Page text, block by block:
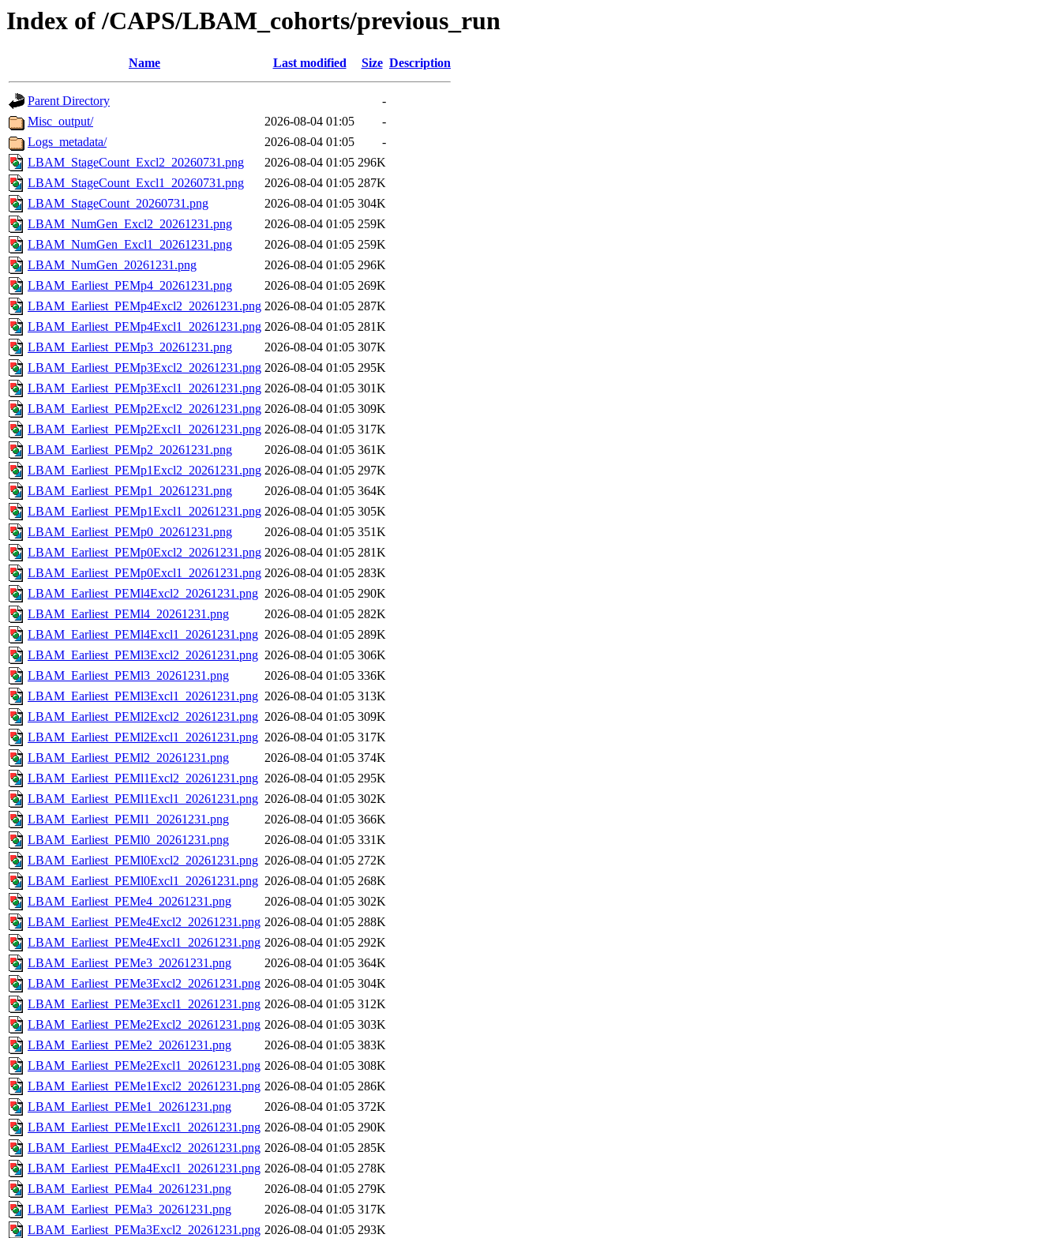
Index of /CAPS/LBAM_cohorts/previous_run
Name Last modified Size Description
Parent Directory
-
Misc_output/
2026-08-04 01:05
-
Logs_metadata/
2026-08-04 01:05
-
LBAM_StageCount_Excl2_20260731.png
2026-08-04 01:05 296K
LBAM_StageCount_Excl1_20260731.png
2026-08-04 01:05 287K
LBAM_StageCount_20260731.png
2026-08-04 01:05 304K
LBAM_NumGen_Excl2_20261231.png
2026-08-04 01:05 259K
LBAM_NumGen_Excl1_20261231.png
2026-08-04 01:05 259K
LBAM_NumGen_20261231.png
2026-08-04 01:05 296K
LBAM_Earliest_PEMp4_20261231.png
2026-08-04 01:05 269K
LBAM_Earliest_PEMp4Excl2_20261231.png 2026-08-04 01:05 287K
LBAM_Earliest_PEMp4Excl1_20261231.png 2026-08-04 01:05 281K
LBAM_Earliest_PEMp3_20261231.png
2026-08-04 01:05 307K
LBAM_Earliest_PEMp3Excl2_20261231.png 2026-08-04 01:05 295K
LBAM_Earliest_PEMp3Excl1_20261231.png 2026-08-04 01:05 301K
LBAM_Earliest_PEMp2Excl2_20261231.png 2026-08-04 01:05 309K
LBAM_Earliest_PEMp2Excl1_20261231.png 2026-08-04 01:05 317K
LBAM_Earliest_PEMp2_20261231.png
2026-08-04 01:05 361K
LBAM_Earliest_PEMp1Excl2_20261231.png 2026-08-04 01:05 297K
LBAM_Earliest_PEMp1_20261231.png
2026-08-04 01:05 364K
LBAM_Earliest_PEMp1Excl1_20261231.png 2026-08-04 01:05 305K
LBAM_Earliest_PEMp0_20261231.png
2026-08-04 01:05 351K
LBAM_Earliest_PEMp0Excl2_20261231.png 2026-08-04 01:05 281K
LBAM_Earliest_PEMp0Excl1_20261231.png 2026-08-04 01:05 283K
LBAM_Earliest_PEMl4Excl2_20261231.png 2026-08-04 01:05 290K
LBAM_Earliest_PEMl4_20261231.png
2026-08-04 01:05 282K
LBAM_Earliest_PEMl4Excl1_20261231.png 2026-08-04 01:05 289K
LBAM_Earliest_PEMl3Excl2_20261231.png 2026-08-04 01:05 306K
LBAM_Earliest_PEMl3_20261231.png
2026-08-04 01:05 336K
LBAM_Earliest_PEMl3Excl1_20261231.png 2026-08-04 01:05 313K
LBAM_Earliest_PEMl2Excl2_20261231.png 2026-08-04 01:05 309K
LBAM_Earliest_PEMl2Excl1_20261231.png 2026-08-04 01:05 317K
LBAM_Earliest_PEMl2_20261231.png
2026-08-04 01:05 374K
LBAM_Earliest_PEMl1Excl2_20261231.png 2026-08-04 01:05 295K
LBAM_Earliest_PEMl1Excl1_20261231.png 2026-08-04 01:05 302K
LBAM_Earliest_PEMl1_20261231.png
2026-08-04 01:05 366K
LBAM_Earliest_PEMl0_20261231.png
2026-08-04 01:05 331K
LBAM_Earliest_PEMl0Excl2_20261231.png 2026-08-04 01:05 272K
LBAM_Earliest_PEMl0Excl1_20261231.png 2026-08-04 01:05 268K
LBAM_Earliest_PEMe4_20261231.png
2026-08-04 01:05 302K
LBAM_Earliest_PEMe4Excl2_20261231.png 2026-08-04 01:05 288K
LBAM_Earliest_PEMe4Excl1_20261231.png 2026-08-04 01:05 292K
LBAM_Earliest_PEMe3_20261231.png
2026-08-04 01:05 364K
LBAM_Earliest_PEMe3Excl2_20261231.png 2026-08-04 01:05 304K
LBAM_Earliest_PEMe3Excl1_20261231.png 2026-08-04 01:05 312K
LBAM_Earliest_PEMe2Excl2_20261231.png 2026-08-04 01:05 303K
LBAM_Earliest_PEMe2_20261231.png
2026-08-04 01:05 383K
LBAM_Earliest_PEMe2Excl1_20261231.png 2026-08-04 01:05 308K
LBAM_Earliest_PEMe1Excl2_20261231.png 2026-08-04 01:05 286K
LBAM_Earliest_PEMe1_20261231.png
2026-08-04 01:05 372K
LBAM_Earliest_PEMe1Excl1_20261231.png 2026-08-04 01:05 290K
LBAM_Earliest_PEMa4Excl2_20261231.png 2026-08-04 01:05 285K
LBAM_Earliest_PEMa4Excl1_20261231.png 2026-08-04 01:05 278K
LBAM_Earliest_PEMa4_20261231.png
2026-08-04 01:05 279K
LBAM_Earliest_PEMa3_20261231.png
2026-08-04 01:05 317K
LBAM_Earliest_PEMa3Excl2_20261231.png 2026-08-04 01:05 293K